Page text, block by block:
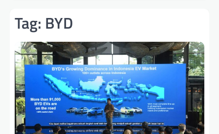
Tag: BYD